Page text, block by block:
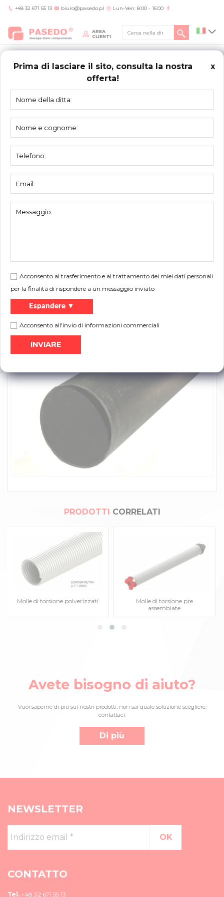
+48 32 671 55 13 biuro@pasedo.pl Lun-Ven: 8:00 - 16:00
AREA
CLIENTI
Prima di lasciare il sito, consulta la nostra
offerta!
x
Acconsento al trasferimento e al trattamento dei miei dati personali
per la finalità di rispondere a un messaggio inviato
Espandere ▼
Acconsento all'invio di informazioni commerciali
Home/Prodotti/Molle di torsione
MOLLEDI TORSIONE
Riempimento molla PCV Ø152mm
Materiale:
PVC
Unità:
Imballo:
10 pezzi
destinati per molle Ø152 mm, applicati su
Volantino:
Stampa Catalogo dei prodotti
PRODOTTI CORRELATI
Molle di torsione polverizzati
Molle di torsione pre
assemblate
Avete bisogno di aiuto?
Vuoi saperne di più sui nostri prodotti, non sai quale soluzione scegliere,
contattaci.
Di più
NEWSLETTER
email
*
CONTATTO
Tel. +48 32 671 55 13